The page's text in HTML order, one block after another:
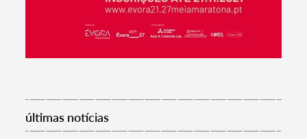
Termo de Pesquisa
Categorias gerais
últimas notícias